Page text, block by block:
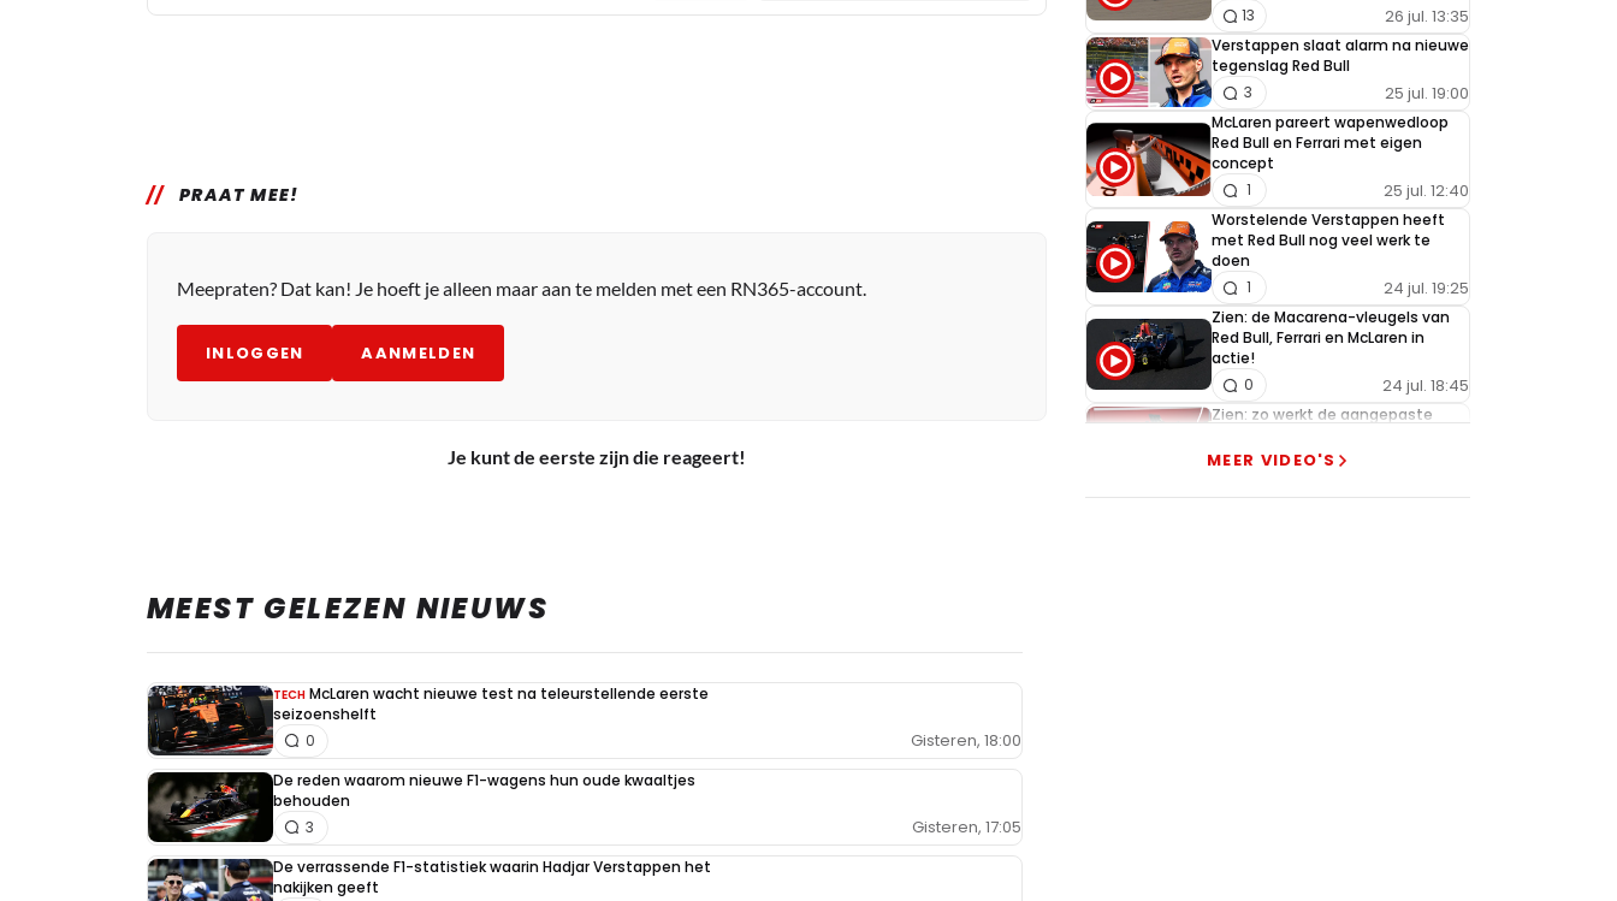
PRAAT MEE!
Meepraten? Dat kan! Je hoeft je alleen maar aan te melden met een RN365-account.
INLOGGEN AANMELDEN
Je kunt de eerste zijn die reageert!
26 jul. 13:35
13
Verstappen slaat alarm na nieuwe
tegenslag Red Bull
25 jul. 19:00
3
McLaren pareert wapenwedloop
Red Bull en Ferrari met eigen
concept
25 jul. 12:40
1
Worstelende Verstappen heeft
met Red Bull nog veel werk te
doen
24 jul. 19:25
1
Zien: de Macarena-vleugels van
Red Bull, Ferrari en McLaren in
actie!
24 jul. 18:45
0
Zien: zo werkt de aangepaste
3
MEER VIDEO'S
MEEST GELEZEN NIEUWS
TECH McLaren wacht nieuwe test na teleurstellende eerste
seizoenshelft
Gisteren, 18:00
0
De reden waarom nieuwe F1-wagens hun oude kwaaltjes
behouden
Gisteren, 17:05
3
De verrassende F1-statistiek waarin Hadjar Verstappen het
nakijken geeft